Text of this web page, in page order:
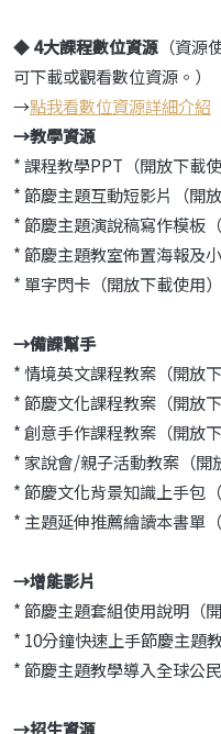
◆4大課程數位資源 （資
可下載或觀看數位資源。）
→點我看數位資源詳細介紹
→教學資源
* 課程教學PPT（開放下載使
* 節慶主題互動短影片（開放
* 節慶主題演說稿寫作模板
* 節慶主題教室佈置海報及
* 單字閃卡（開放下載使用）
→備課幫手
* 情境英文課程教案（開放下
* 節慶文化課程教案（開放下
* 創意手作課程教案（開放下
* 家說會/親子活動教案（開
* 節慶文化背景知識上手包
* 主題延伸推薦繪讀本書單
→增能影片
* 節慶主題套組使用說明（
* 10分鐘快速上手節慶主題
* 節慶主題教學導入全球公
→招生資源